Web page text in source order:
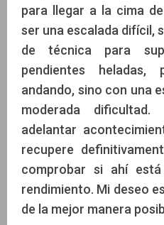
para llegar a la cima
ser una escalada difícil,
de técnica para
pendientes
andando, sino con una
moderada
adelantar
recupere
comprobar si ahí
rendimiento. Mi deseo
de la mejor manera